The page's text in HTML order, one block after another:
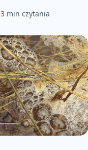
3 min czytania